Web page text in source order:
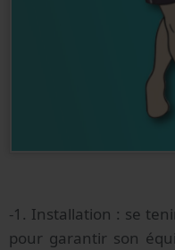
-1. Installation : se
pour garantir son